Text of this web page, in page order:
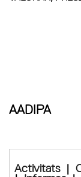
AADIPA
Activitats|